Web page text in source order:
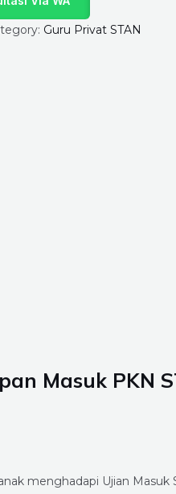
Guru Privat STAN
Masuk PKN
menghadapi Ujian Masuk